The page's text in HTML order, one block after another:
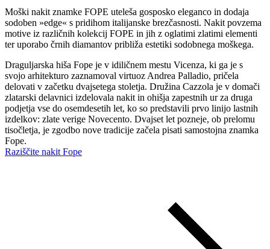
Moški nakit znamke FOPE uteleša gosposko eleganco in dodaja
sodoben »edge« s pridihom italijanske brezčasnosti. Nakit povzema
motive iz različnih kolekcij FOPE in jih z oglatimi zlatimi elementi
ter uporabo črnih diamantov približa estetiki sodobnega moškega.
Draguljarska hiša Fope je v idiličnem mestu Vicenza, ki ga je s
svojo arhitekturo zaznamoval virtuoz Andrea Palladio, pričela
delovati v začetku dvajsetega stoletja. Družina Cazzola je v domači
zlatarski delavnici izdelovala nakit in ohišja zapestnih ur za druga
podjetja vse do osemdesetih let, ko so predstavili prvo linijo lastnih
izdelkov: zlate verige Novecento. Dvajset let pozneje, ob prelomu
tisočletja, je zgodbo nove tradicije začela pisati samostojna znamka
Fope.
Raziščite nakit Fope